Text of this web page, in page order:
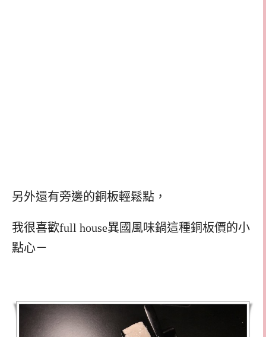
另外還有旁邊的銅板輕鬆點，
我很喜歡full house異國風味鍋這種銅板價的小
點心－